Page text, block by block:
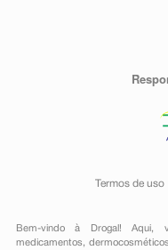
Termos de uso
Bem-vindo à Drogal! Aqui,
medicamentos ,